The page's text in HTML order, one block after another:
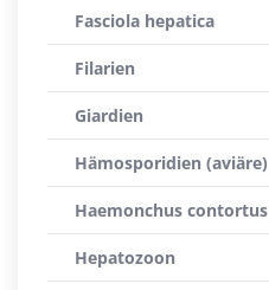
Fasciola hepatica
Filarien
Giardien
Hämosporidien (aviäre)
Haemonchus contortus
Hepatozoon